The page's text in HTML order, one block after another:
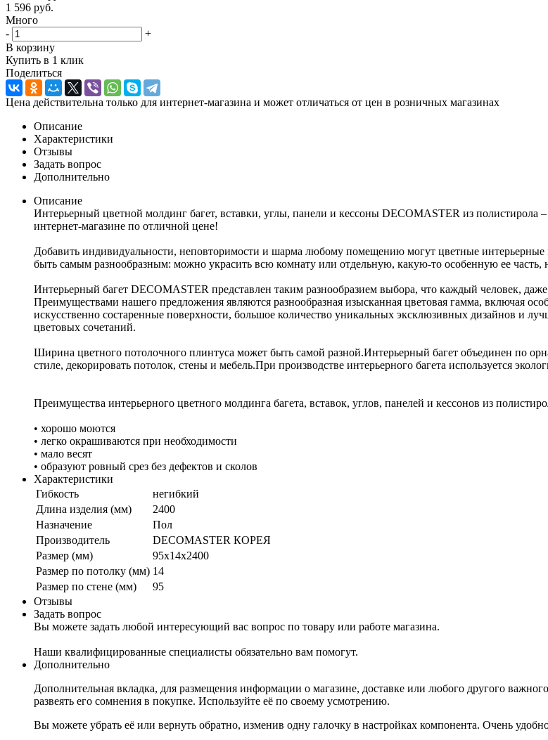
1 596 руб.
Много
-
+
В корзину
Купить в 1 клик
Поделиться
Цена действительна только для интернет-магазина и может отличаться от цен в розничных магазинах
Описание
Характеристики
Отзывы
Задать вопрос
Дополнительно
Описание
Интерьерный цветной молдинг багет, вставки, углы, панели и кессоны DECOMASTER из
интернет-магазине по отличной цене!
Добавить индивидуальности, неповторимости и шарма любому помещению могут цветные
быть самым разнообразным: можно украсить всю комнату или отдельную, какую-то особенную ее
Интерьерный багет DECOMASTER представлен таким разнообразием выбора, что каждый человек,
Преимуществами нашего предложения являются разнообразная изысканная цветовая гамма, включая
искусственно состаренные поверхности, большое количество уникальных эксклюзивных дизайнов и
цветовых сочетаний.
Ширина цветного потолочного плинтуса может быть самой разной.Интерьерный багет объединен по
стиле, декорировать потолок, стены и мебель.При производстве интерьерного багета используется
Преимущества интерьерного цветного молдинга багета, вставок, углов, панелей и кессонов из
• хорошо моются
• легко окрашиваются при необходимости
• мало весят
• образуют ровный срез без дефектов и сколов
Характеристики
Гибкость
негибкий
Длина изделия (мм)
2400
Назначение
Пол
Производитель
DECOMASTER КОРЕЯ
Размер (мм)
95x14x2400
Размер по потолку (мм) 14
Размер по стене (мм)
95
Отзывы
Задать вопрос
Вы можете задать любой интересующий вас вопрос по товару или работе магазина.
Наши квалифицированные специалисты обязательно вам помогут.
Дополнительно
Дополнительная вкладка, для размещения информации о магазине, доставке или любого другого
развеять его сомнения в покупке. Используйте её по своему усмотрению.
Вы можете убрать её или вернуть обратно, изменив одну галочку в настройках компонента. Очень